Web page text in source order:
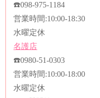
☎️098-975-1184
営業時間:10:00-18:30
水曜定休
名護店
☎️0980-51-0303
営業時間:10:00-18:00
水曜定休